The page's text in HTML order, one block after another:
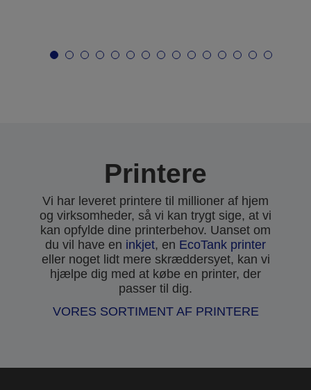
Printere
Vi har leveret printere til millioner af hjem
og virksomheder, så vi kan trygt sige, at vi
kan opfylde dine printerbehov. Uanset om
du vil have en inkjet, en EcoTank printer
eller noget lidt mere skræddersyet, kan vi
hjælpe dig med at købe en printer, der
passer til dig.
VORES SORTIMENT AF PRINTERE